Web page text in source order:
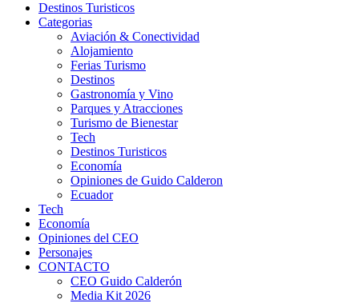
Destinos Turisticos
Categorias
Aviación & Conectividad
Alojamiento
Ferias Turismo
Destinos
Gastronomía y Vino
Parques y Atracciones
Turismo de Bienestar
Tech
Destinos Turisticos
Economía
Opiniones de Guido Calderon
Ecuador
Tech
Economía
Opiniones del CEO
Personajes
CONTACTO
CEO Guido Calderón
Media Kit 2026